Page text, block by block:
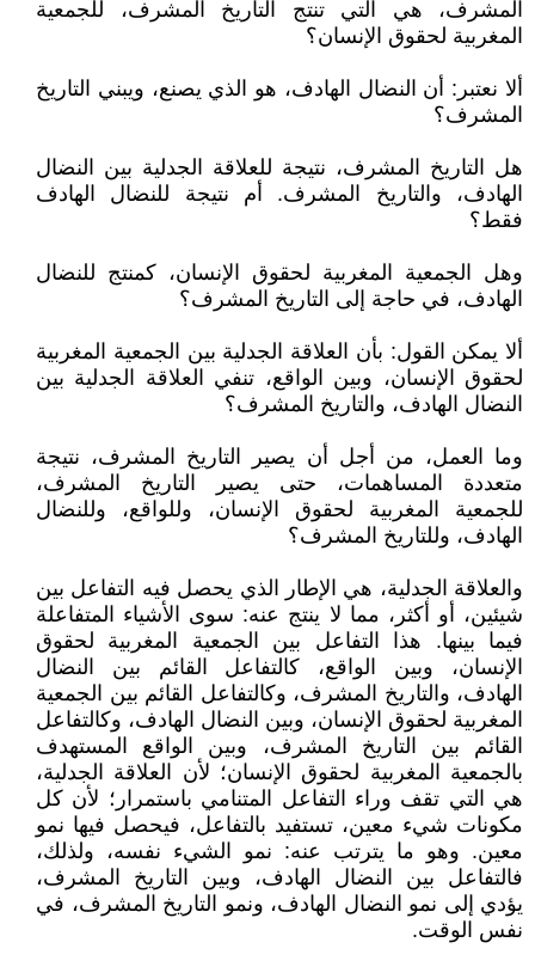
المشرف، هي التي تنتج التاريخ المشرف، للجمعية
المغربية لحقوق الإنسان؟
ألا نعتبر: أن النضال الهادف، هو الذي يصنع، ويبني التاريخ
المشرف؟
هل التاريخ المشرف، نتيجة للعلاقة الجدلية بين النضال
الهادف، والتاريخ المشرف. أم نتيجة للنضال الهادف
فقط؟
وهل الجمعية المغربية لحقوق الإنسان، كمنتج للنضال
الهادف، في حاجة إلى التاريخ المشرف؟
ألا يمكن القول: بأن العلاقة الجدلية بين الجمعية المغربية
لحقوق الإنسان، وبين الواقع، تنفي العلاقة الجدلية بين
النضال الهادف، والتاريخ المشرف؟
وما العمل، من أجل أن يصير التاريخ المشرف، نتيجة
متعددة المساهمات، حتى يصير التاريخ المشرف،
للجمعية المغربية لحقوق الإنسان، وللواقع، وللنضال
الهادف، وللتاريخ المشرف؟
والعلاقة الجدلية، هي الإطار الذي يحصل فيه التفاعل بين
شيئين، أو أكثر، مما لا ينتج عنه: سوى الأشياء المتفاعلة
فيما بينها. هذا التفاعل بين الجمعية المغربية لحقوق
الإنسان، وبين الواقع، كالتفاعل القائم بين النضال
الهادف، والتاريخ المشرف، وكالتفاعل القائم بين الجمعية
المغربية لحقوق الإنسان، وبين النضال الهادف، وكالتفاعل
القائم بين التاريخ المشرف، وبين الواقع المستهدف
بالجمعية المغربية لحقوق الإنسان؛ لأن العلاقة الجدلية،
هي التي تقف وراء التفاعل المتنامي باستمرار؛ لأن كل
مكونات شيء معين، تستفيد بالتفاعل، فيحصل فيها نمو
معين. وهو ما يترتب عنه: نمو الشيء نفسه، ولذلك،
فالتفاعل بين النضال الهادف، وبين التاريخ المشرف،
يؤدي إلى نمو النضال الهادف، ونمو التاريخ المشرف، في
نفس الوقت.